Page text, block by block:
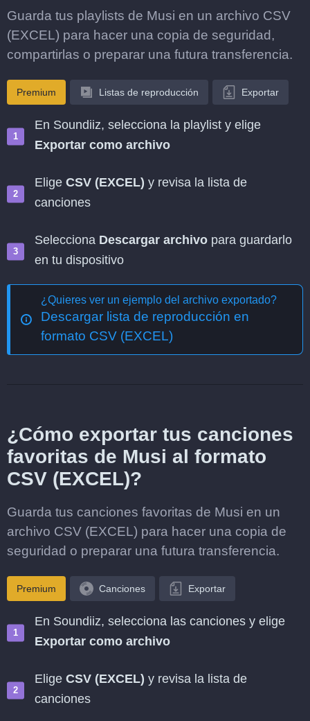
Guarda tus playlists de Musi en un archivo CSV
(EXCEL) para hacer una copia de seguridad,
compartirlas o preparar una futura transferencia.
Premium Listas de reproducción Exportar
En Soundiiz, selecciona la playlist y elige
Exportar como archivo
Elige CSV (EXCEL) y revisa la lista de
canciones
Selecciona Descargar archivo para guardarlo
en tu dispositivo
¿Quieres ver un ejemplo del archivo exportado?
Descargar lista de reproducción en
formato CSV (EXCEL)
¿Cómo exportar tus canciones
favoritas de Musi al formato
CSV (EXCEL)?
Guarda tus canciones favoritas de Musi en un
archivo CSV (EXCEL) para hacer una copia de
seguridad o preparar una futura transferencia.
Premium Canciones Exportar
En Soundiiz, selecciona las canciones y elige
Exportar como archivo
Elige CSV (EXCEL) y revisa la lista de
canciones